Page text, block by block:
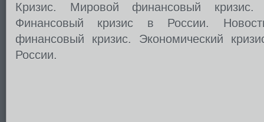
Кризис. Мировой финансовый кризис.
Финансовый кризис в России.
финансовый кризис. Экономический
России.